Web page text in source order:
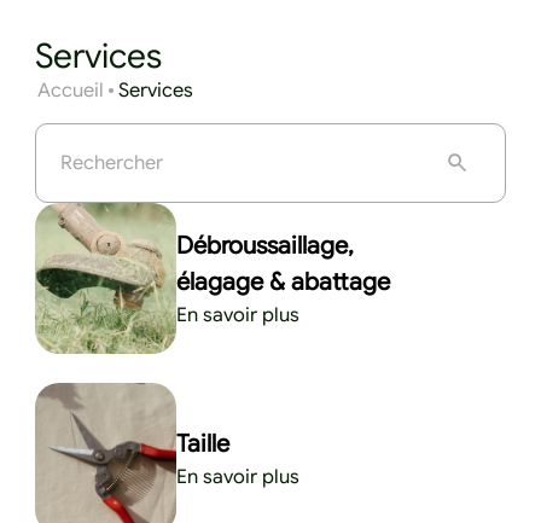
Services
Accueil Services
Débroussaillage,
élagage & abattage
En savoir plus
Taille
En savoir plus